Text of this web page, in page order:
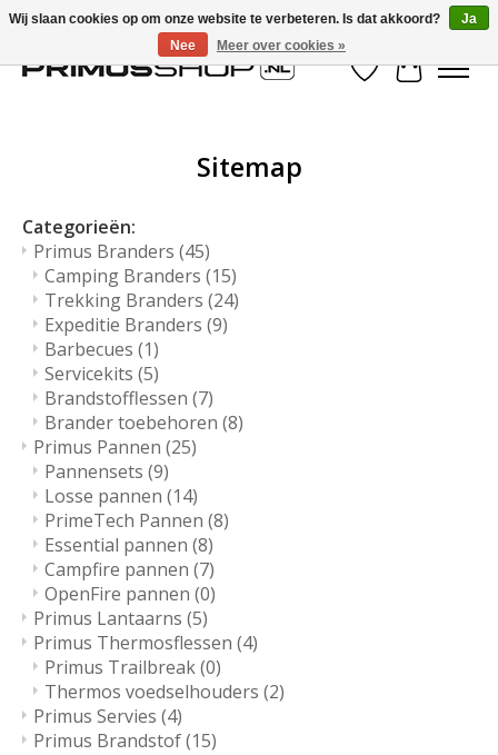
Verlanglijst
Sitemap
Categorieën:
Primus Branders (45)
Camping Branders (15)
Trekking Branders (24)
Expeditie Branders (9)
Barbecues (1)
Servicekits (5)
Brandstofflessen (7)
Brander toebehoren (8)
Primus Pannen (25)
Pannensets (9)
Losse pannen (14)
PrimeTech Pannen (8)
Essential pannen (8)
Campfire pannen (7)
OpenFire pannen (0)
Primus Lantaarns (5)
Primus Thermosflessen (4)
Primus Trailbreak(0)
Thermos voedselhouders (2)
Primus Servies (4)
Primus Brandstof(15)
Wij slaan cookies op om onze website te verbeteren. Is dat akkoord?
Ja
Nee
Meer over cookies »